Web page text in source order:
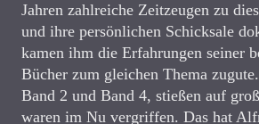
Jahren zahlreiche Zeitzeugen zu
und ihre persönlichen Schicksale
kamen ihm die Erfahrungen seiner
Bücher zum gleichen Thema
Band 2 und Band 4, stießen auf
waren im Nu vergriffen. Das hat